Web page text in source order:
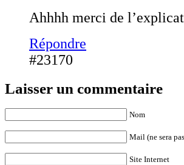
Ahhhh merci de
Répondre
#23170
Laisser un commentaire
Nom
Mail (ne sera
Site Internet